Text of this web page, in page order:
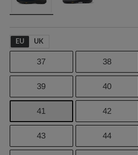
EU UK
37 38
39 40
41 42
43 44